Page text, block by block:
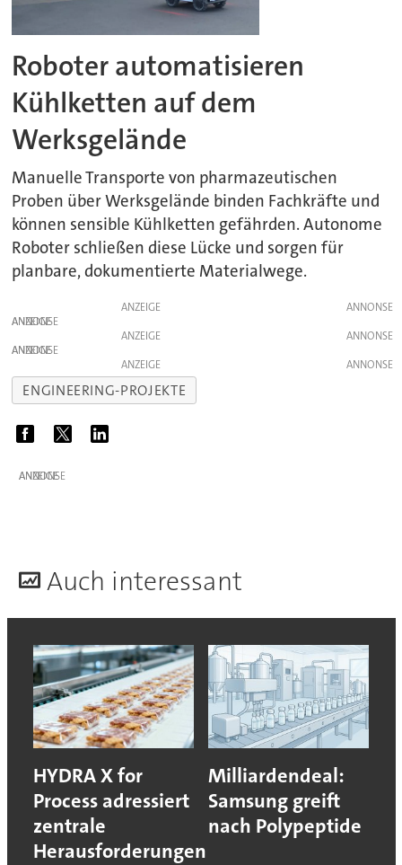
Roboter automatisieren
Kühlketten auf dem
Werksgelände
Manuelle Transporte von pharmazeutischen
Proben über Werksgelände binden Fachkräfte und
können sensible Kühlketten gefährden. Autonome
Roboter schließen diese Lücke und sorgen für
planbare, dokumentierte Materialwege.
ANZEIGE
ANZEIGE
ANZEIGE
ANZEIGE
ANZEIGE
ENGINEERING-PROJEKTE
ANZEIGE
Auch interessant
HYDRA X for
Process adressiert
zentrale
Herausforderungen
Milliardendeal:
Samsung greift
nach Polypeptide